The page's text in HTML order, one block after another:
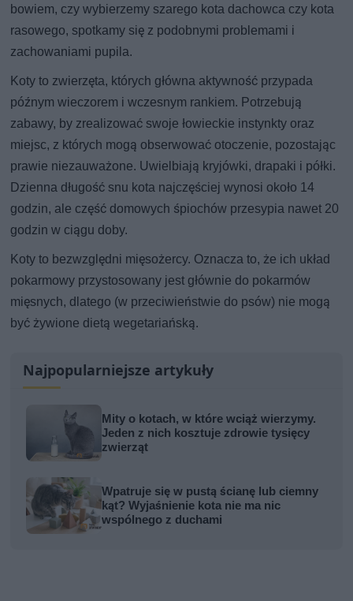
bowiem, czy wybierzemy szarego kota dachowca czy kota
rasowego, spotkamy się z podobnymi problemami i
zachowaniami pupila.
Koty to zwierzęta, których główna aktywność przypada
późnym wieczorem i wczesnym rankiem. Potrzebują
zabawy, by zrealizować swoje łowieckie instynkty oraz
miejsc, z których mogą obserwować otoczenie, pozostając
prawie niezauważone. Uwielbiają kryjówki, drapaki i półki.
Dzienna długość snu kota najczęściej wynosi około 14
godzin, ale część domowych śpiochów przesypia nawet 20
godzin w ciągu doby.
Koty to bezwzględni mięsożercy. Oznacza to, że ich układ
pokarmowy przystosowany jest głównie do pokarmów
mięsnych, dlatego (w przeciwieństwie do psów) nie mogą
być żywione dietą wegetariańską.
Najpopularniejsze artykuły
Mity o kotach, w które wciąż wierzymy.
Jeden z nich kosztuje zdrowie tysięcy
zwierząt
Wpatruje się w pustą ścianę lub ciemny
kąt? Wyjaśnienie kota nie ma nic
wspólnego z duchami